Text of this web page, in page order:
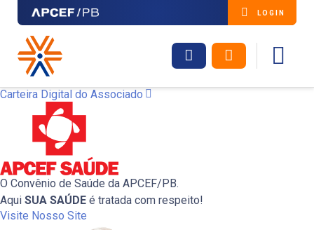
LOGIN
Carteira Digital do Associado
Edital de Convenção
Faça parte da nossa
comunidade!
ASSEMBLEIA GERAL
ORDINÁRIA
O Convênio de Saúde da APCEF/PB.
Aqui SUA SAÚDE é tratada com respeito!
Visite Nosso Site